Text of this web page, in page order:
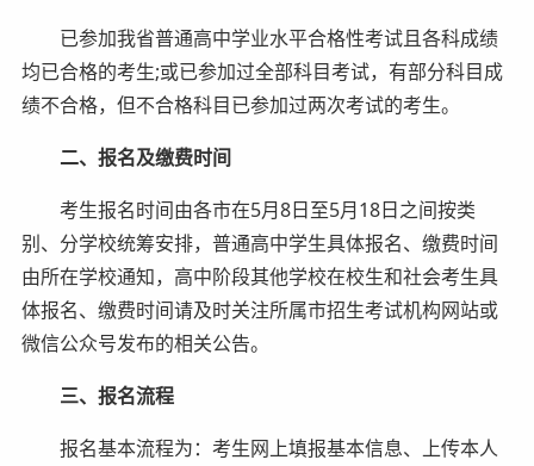
已参加我省普通高中学业水平合格性考试且各科成绩
均已合格的考生;或已参加过全部科目考试，有部分科目成
绩不合格，但不合格科目已参加过两次考试的考生。
二、报名及缴费时间
考生报名时间由各市在5月8日至5月18日之间按类
别、分学校统筹安排，普通高中学生具体报名、缴费时间
由所在学校通知，高中阶段其他学校在校生和社会考生具
体报名、缴费时间请及时关注所属市招生考试机构网站或
微信公众号发布的相关公告。
三、报名流程
报名基本流程为：考生网上填报基本信息、上传本人